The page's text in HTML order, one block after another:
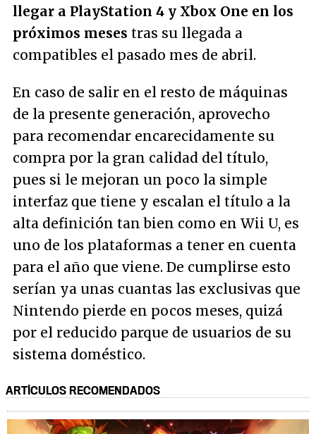
llegar a PlayStation 4 y Xbox One en los
próximos meses tras su llegada a
compatibles el pasado mes de abril.
En caso de salir en el resto de máquinas
de la presente generación, aprovecho
para recomendar encarecidamente su
compra por la gran calidad del título,
pues si le mejoran un poco la simple
interfaz que tiene y escalan el título a la
alta definición tan bien como en Wii U, es
uno de los plataformas a tener en cuenta
para el año que viene. De cumplirse esto
serían ya unas cuantas las exclusivas que
Nintendo pierde en pocos meses, quizá
por el reducido parque de usuarios de su
sistema doméstico.
ARTÍCULOS RECOMENDADOS